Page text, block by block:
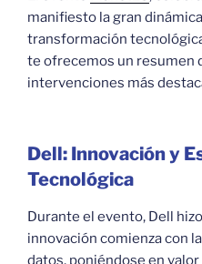
manifiesto la gran
transformación
te ofrecemos un resumen
intervenciones más
Dell: Innovación y
Tecnológica
Durante el evento, Dell
innovación comienza con